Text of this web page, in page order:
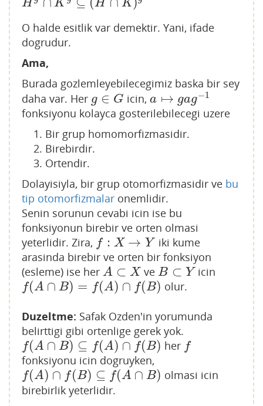
H K H K
H g∩K g⊆ H∩K)g
O halde esitlik var demektir. Yani, ifade
dogrudur.
Ama,
Burada gozlemleyebilecegimiz baska bir sey
daha var. Her g ∈ G
g∈G icin,a ↦ gag−1
a↦ga g−1
fonksiyonu kolayca gosterilebilecegi uzere
Bir grup homomorfizmasidir.
Birebirdir.
Ortendir.
Dolayisiyla, bir grup otomorfizmasidir ve bu
tip otomorfizmalar onemlidir.
Senin sorunun cevabi icin ise bu
fonksiyonun birebir ve orten olmasi
yeterlidir. Zira, f : X → Y
f:X→Y
iki kume
arasinda birebir ve orten bir fonksiyon
(esleme) ise her A ⊂ X
A⊂X veB ⊂ Y
B⊂Y icin
f(A ∩ B) = f(A) ∩ f(B)
f(A∩B)= f(A) ∩f( B) olur.
Duzeltme: Safak Ozden'in yorumunda
belirttigi gibi ortenlige gerek yok.
f(A ∩ B) ⊆ f(A) ∩ f(B)
f(A∩B)⊆f(A ∩f B) her f
f
fonksiyonu icin dogruyken,
f(A) ∩ f(B) ⊆ f(A ∩ B)
f(A)∩f B) ⊆f(A∩ B)
olmasi icin
birebirlik yeterlidir.